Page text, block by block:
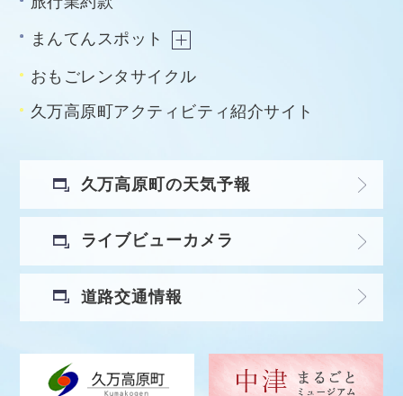
まんてんスポット
おもごレンタサイクル
久万高原町アクティビティ紹介サイト
久万高原町の天気予報
ライブビューカメラ
道路交通情報